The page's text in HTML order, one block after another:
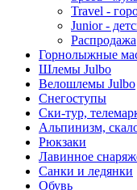
Travel -
Junior -
Распродажа
Горнолыжные
Шлемы Julbo
Велошлемы Julbo
Снегоступы
Ски-тур,
Альпинизм,
Рюкзаки
Лавинное
Санки и ледянки
Обувь